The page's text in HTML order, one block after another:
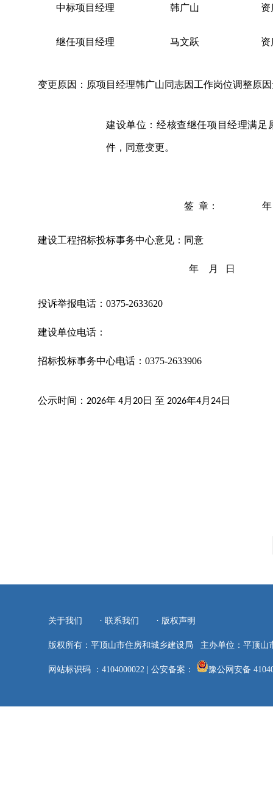
中标项目 经理 韩广山 资
继任项目 经理 马文跃 资
变更原因 ： 原项目经理韩广山同志因工作岗位调整原
建设单位 ：经核查继任项目经理满
件，同意变更。
签 章： 年
建设工程招标投标事务中心意见： 同意
年 月 日
投诉举报电话： 0375-2633620
建设单位电话：
招标投标事务中心电话： 0375-2633906
公示时间： 2026年 4月 20日 至 2026年4月 24日
关于我们 · 联系我们 · 版权声明
版权所有：平顶山市住房和城乡建设局 主办单位：平顶山
网站标识码 ：4104000022| 公安备案： 豫公网安备